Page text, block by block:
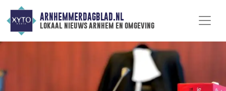
ARNHEMMERDAGBLAD.NL
lokaal nieuws arnhem en omgeving